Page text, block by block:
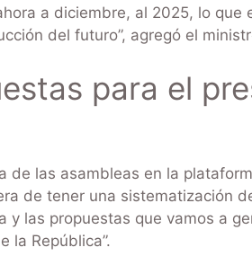
a diciembre, al 2025, lo que
del futuro”, agregó el
para el
de las asambleas en la
de tener una sistematización
las propuestas que vamos a
la República”.